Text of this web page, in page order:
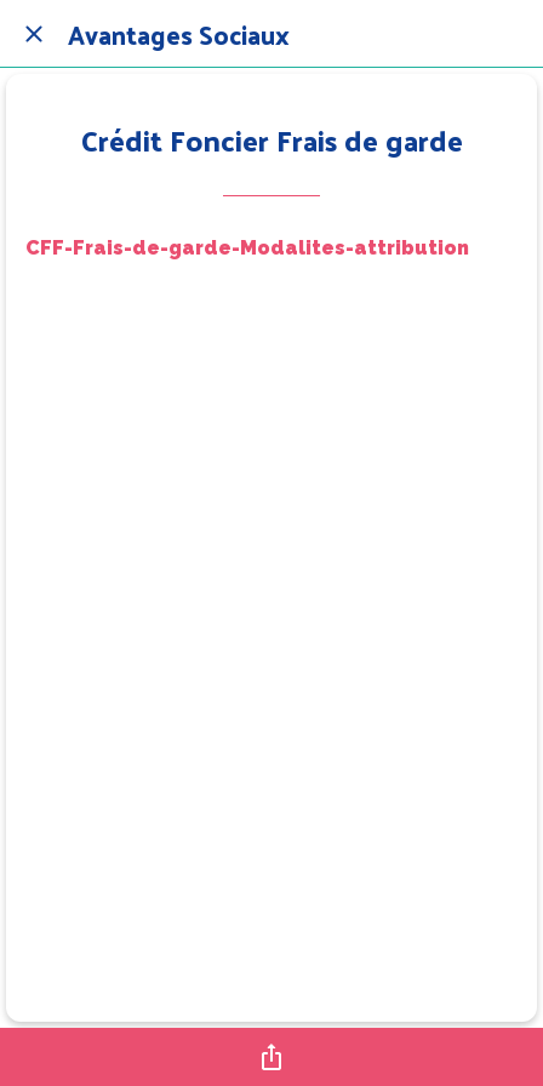
Avantages Sociaux
Crédit Foncier Frais de garde
CFF-Frais-de-garde-Modalites-attribution